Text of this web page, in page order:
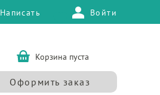
Написать Войти
Корзина пуста
Оформить заказ